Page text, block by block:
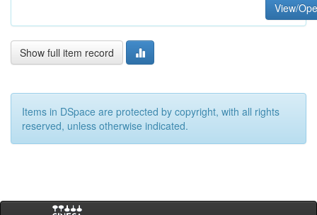
View/
Show full item record
Items in DSpace are protected by copyright, with all rights
reserved, unless otherwise indicated.